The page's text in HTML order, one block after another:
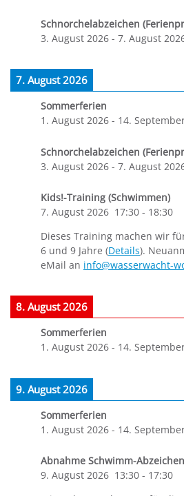
Schnorchelabzeichen
3. August 2026 - 7. August
7. August 2026
Sommerferien
1. August 2026 - 14.
Schnorchelabzeichen
3. August 2026 - 7. August
Kids!-Training (Schwimmen)
7. August 2026 17:30 - 18:30
Dieses Training machen wir
6 und 9 Jahre (Details).
eMail an info@wasserwacht-
8. August 2026
Sommerferien
1. August 2026 - 14.
9. August 2026
Sommerferien
1. August 2026 - 14.
Abnahme Schwimm-Abzeichen
9. August 2026 13:30 - 17:30